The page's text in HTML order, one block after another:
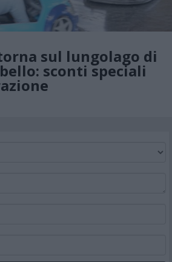
sul lungolago di
sconti speciali